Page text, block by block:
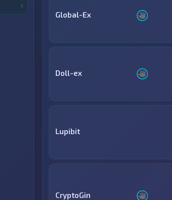
Global-Ex
Doll-ex
Lupibit
CryptoGin
1